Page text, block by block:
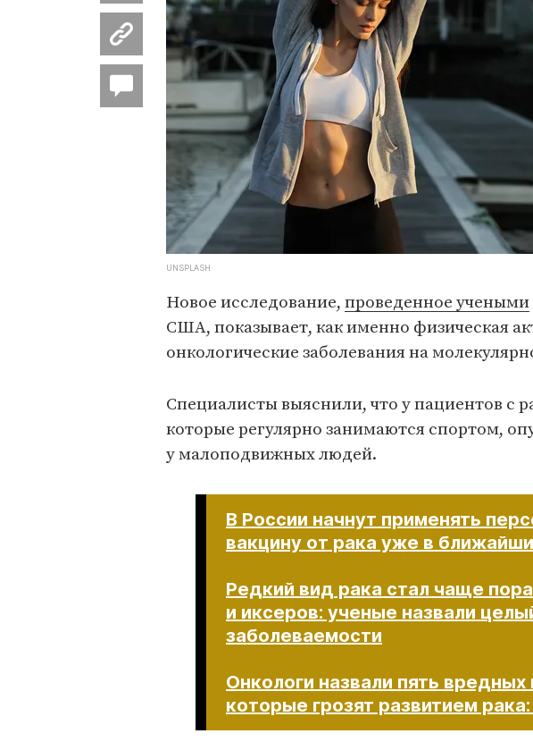
UNSPLASH
Новое исследование, проведенное учеными
США, показывает, как именно физическая
онкологические заболевания на
Специалисты выяснили, что у пациентов с
которые регулярно занимаются спортом,
у малоподвижных людей.
В России начнут применять
вакцину от рака уже в
Редкий вид рака стал чаще
и иксеров: ученые назвали
заболеваемости
Онкологи назвали пять
которые грозят развитием